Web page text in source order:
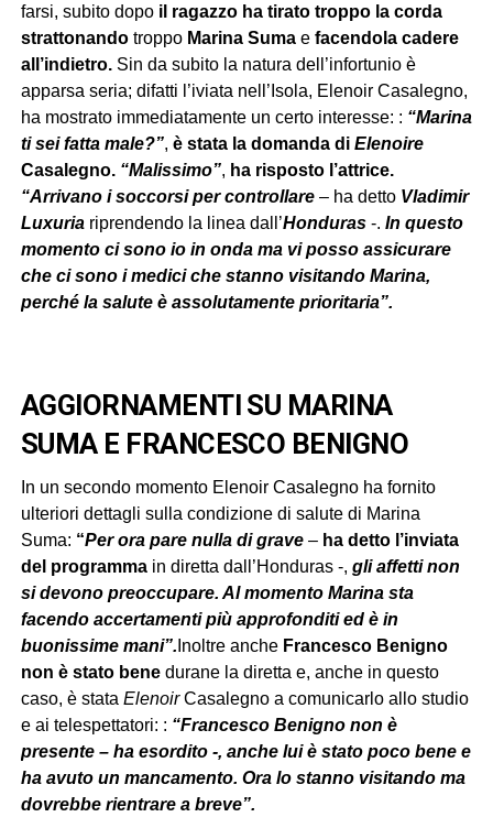
farsi, subito dopoil ragazzo ha tirato troppo la corda
strattonandotroppo Marina Sumaefacendola cadere
all’indietro.Sin da subito la natura dell’infortunio è
apparsa seria; difatti l’iviata nell’Isola, Elenoir Casalegno,
ha mostrato immediatamente un certo interesse: : “Marina
ti sei fatta male?”, è stata la domanda di Elenoire
Casalegno. “Malissimo”, ha risposto l’attrice.
“Arrivano i soccorsi per controllare– ha detto Vladimir
Luxuria riprendendo la linea dall’Honduras-. In questo
momento ci sono io in onda ma vi posso assicurare
che ci sono i medici che stanno visitando Marina,
perché la salute è assolutamente prioritaria”.
AGGIORNAMENTI SU MARINA
SUMA E FRANCESCO BENIGNO
In un secondo momento Elenoir Casalegno ha fornito
ulteriori dettagli sulla condizione di salute di Marina
Suma: “Per ora pare nulla di grave– ha detto l’inviata
del programmain diretta dall’Honduras -, gli affetti non
si devono preoccupare. Al momento Marina sta
facendo accertamenti più approfonditi ed è in
buonissime mani”. Inoltre anche Francesco Benigno
non è stato benedurane la diretta e, anche in questo
caso, è stata ElenoirCasalegno a comunicarlo allo studio
e ai telespettatori: : “Francesco Benigno non è
presente – ha esordito -, anche lui è stato poco bene e
ha avuto un mancamento. Ora lo stanno visitando ma
dovrebbe rientrare a breve”.